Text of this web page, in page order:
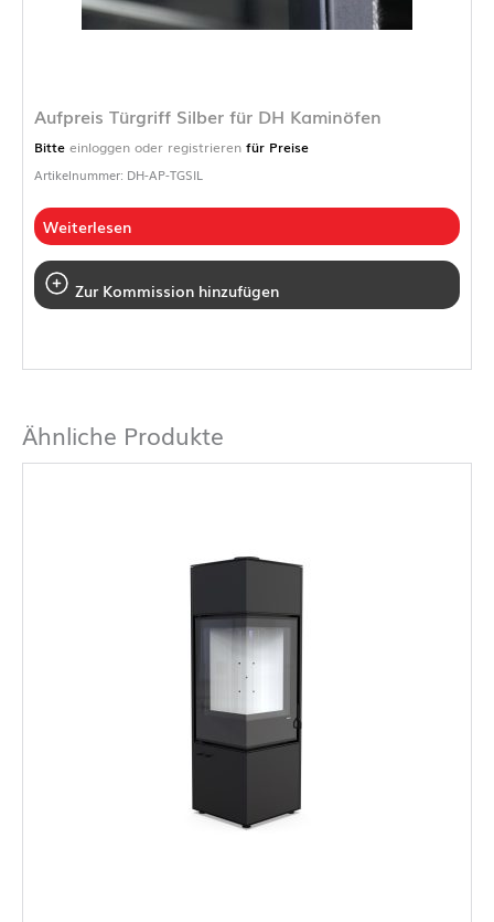
Aufpreis Türgriff Silber für DH Kaminöfen
Bitte einloggen oder registrieren für Preise
Artikelnummer: DH-AP-TGSIL
Weiterlesen
Zur Kommission hinzufügen
Ähnliche Produkte